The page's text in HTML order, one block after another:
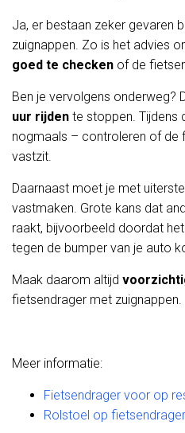
Ja, er bestaan zeker gevaren
zuignappen. Zo is het advies
goed te checken of de
Ben je vervolgens onderweg?
uur rijden te stoppen. Tijdens
nogmaals – controleren of de
vastzit.
Daarnaast moet je met
vastmaken. Grote kans dat
raakt, bijvoorbeeld doordat
tegen de bumper van je auto
Maak daarom altijd
fietsendrager met zuignappen.
Meer informatie:
Fietsendrager voor op
Rolstoel op